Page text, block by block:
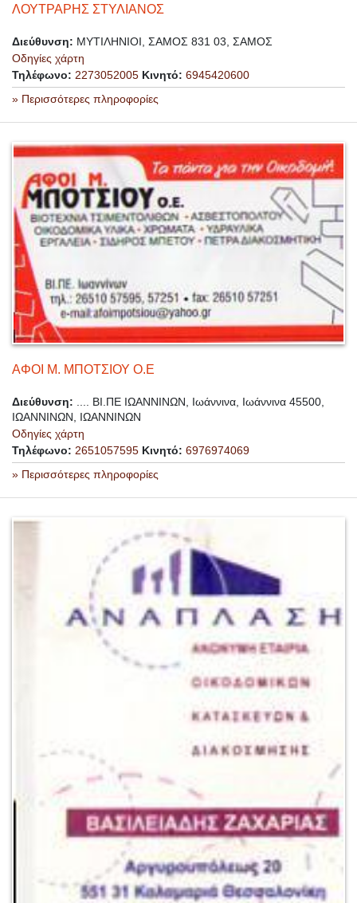
ΛΟΥΤΡΑΡΗΣ ΣΤΥΛΙΑΝΟΣ
Διεύθυνση: ΜΥΤΙΛΗΝΙΟΙ, ΣΑΜΟΣ 831 03, ΣΑΜΟΣ
Οδηγίες χάρτη
Τηλέφωνο: 2273052005 Κινητό: 6945420600
» Περισσότερες πληροφορίες
ΑΦΟΙ Μ. ΜΠΟΤΣΙΟΥ Ο.Ε
Διεύθυνση:
.... ΒΙ.ΠΕ ΙΩΑΝΝΙΝΩΝ, Ιωάννινα, Ιωάννινα 45500,
ΙΩΑΝΝΙΝΩΝ, ΙΩΑΝΝΙΝΩΝ
Οδηγίες χάρτη
Τηλέφωνο: 2651057595 Κινητό: 6976974069
» Περισσότερες πληροφορίες